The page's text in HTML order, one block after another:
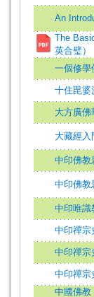
An
The
英合璧）
一個修學
十住毘婆
大方廣佛
大藏經
中印佛教
中印佛教
中印唯識
中印禪宗
中印禪宗
中印禪宗
中國佛教